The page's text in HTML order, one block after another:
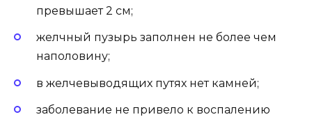
превышает 2 см;
желчный пузырь заполнен не более чем
наполовину;
в желчевыводящих путях нет камней;
заболевание не привело к воспалению